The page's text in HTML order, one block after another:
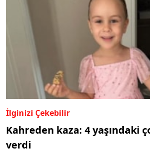
İlginizi Çekebilir
Kahreden kaza: 4 yaşındaki
verdi